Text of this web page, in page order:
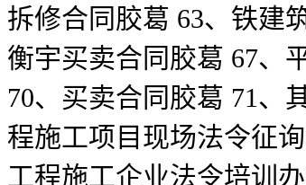
拆修合同胶葛 63、铁建
衡宇买卖合同胶葛 67、
70、买卖合同胶葛 71、
程施工项目现场法令征
工程施工企业法令培训